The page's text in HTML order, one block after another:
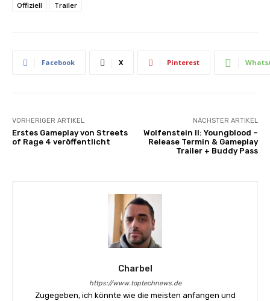
Offiziell
Trailer
Facebook X Pinterest
VORHERIGER ARTIKEL
Erstes Gameplay von Streets
of Rage 4 veröffentlicht
NÄCHSTER ARTIKEL
Wolfenstein II: Youngblood –
Release Termin & Gameplay
Trailer + Buddy Pass
Charbel
https://www.toptechnews.de
Zugegeben, ich könnte wie die meisten anfangen und